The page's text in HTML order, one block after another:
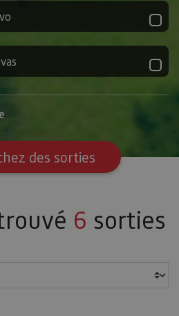
des sorties
6 sorties